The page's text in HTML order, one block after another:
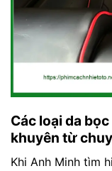
Các loại da
khuyên từ
Khi Anh Minh tìm